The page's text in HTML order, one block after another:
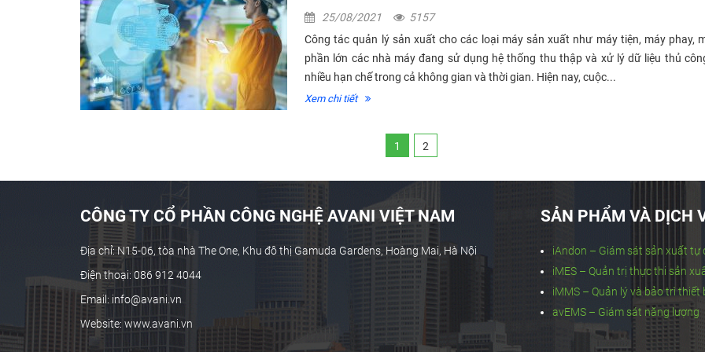
25/08/2021
5157
Công tác quản lý sản xuất cho các loại máy sản xuất như máy tiện, máy phay,
phần lớn các nhà máy đang sử dụng hệ thống thu thập và xử lý dữ liệu thủ
nhiều hạn chế trong cả không gian và thời gian. Hiện nay, cuộc...
Xem chi tiết
1 2
CÔNG TY CỔ PHẦN CÔNG NGHỆ AVANI VIỆT NAM
Địa chỉ: N15-06, tòa nhà The One, Khu đô thị Gamuda Gardens, Hoàng Mai, Hà Nội
Điện thoại: 086 912 4044
Email: info@avani.vn
Website: www.avani.vn
SẢN PHẨM VÀ DỊCH
iAndon – Giám sát sản xuất tự
iMES – Quản trị thực thi sản
iMMS – Quản lý và bảo trì thiết
avEMS – Giám sát năng lượng